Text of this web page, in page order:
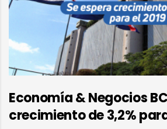
Economía & Negocios
crecimiento de 3,2%